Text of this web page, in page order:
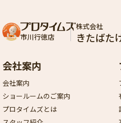
市川行徳店
株式会社
きたばた
会社案内
会社案内
ショールームのご案内
プロタイムズとは